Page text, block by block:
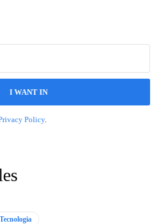
I WANT IN
Policy.
Tecnologia